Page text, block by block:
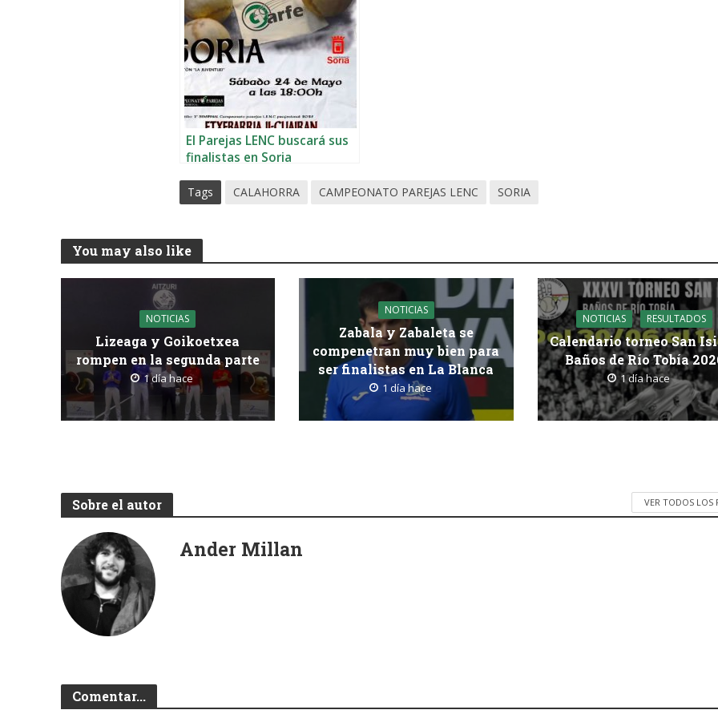
El Parejas LENC buscará sus
finalistas en Soria
Tags CALAHORRA CAMPEONATO PAREJAS LENC SORIA
You may also like
NOTICIAS
Lizeaga y Goikoetxea
rompen en la segunda parte
1 día hace
NOTICIAS
Zabala y Zabaleta se
compenetran muy bien para
ser finalistas en La Blanca
1 día hace
NOTICIAS RESULTADOS
Calendario torneo San
Baños de Río Tobía
1 día hace
Sobre el autor VER TODOS LOS
Ander Millan
Comentar...